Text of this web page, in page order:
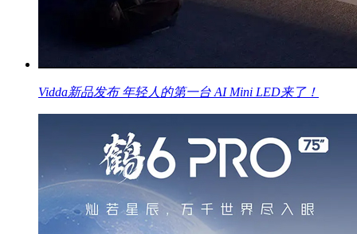
Vidda新品发布 年轻人的第一台 AI Mini LED来了！